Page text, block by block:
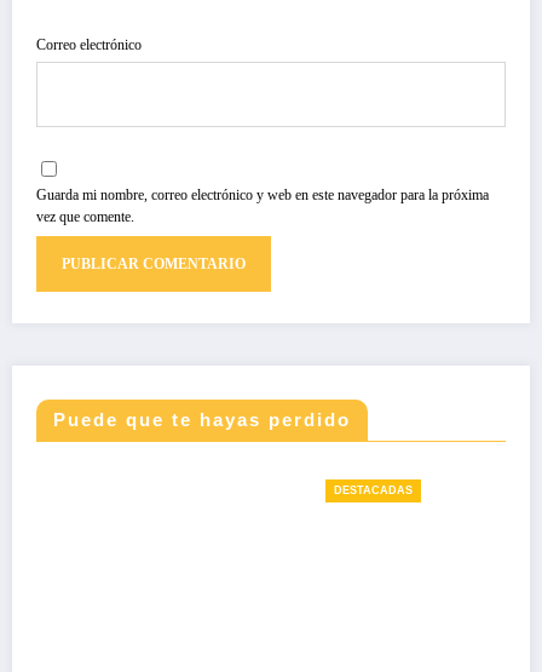
Correo electrónico
Guarda mi nombre, correo electrónico y web en este navegador para la próxima
vez que comente.
Puede que te hayas perdido